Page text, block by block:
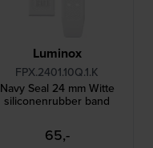
Luminox
FPX.2401.10Q.1.K
Navy Seal 24 mm Witte
siliconenrubber band
65,-